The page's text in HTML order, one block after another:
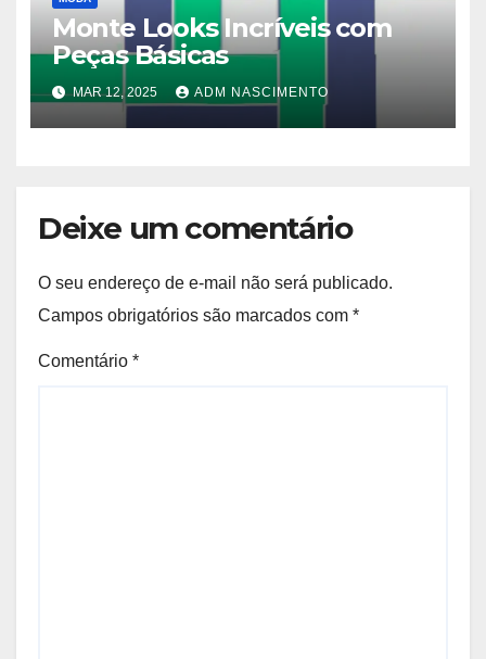
Monte Looks Incríveis com
Peças Básicas
MAR 12, 2025 ADM NASCIMENTO
Deixe um comentário
O seu endereço de e-mail não será publicado.
Campos obrigatórios são marcados com *
Comentário *